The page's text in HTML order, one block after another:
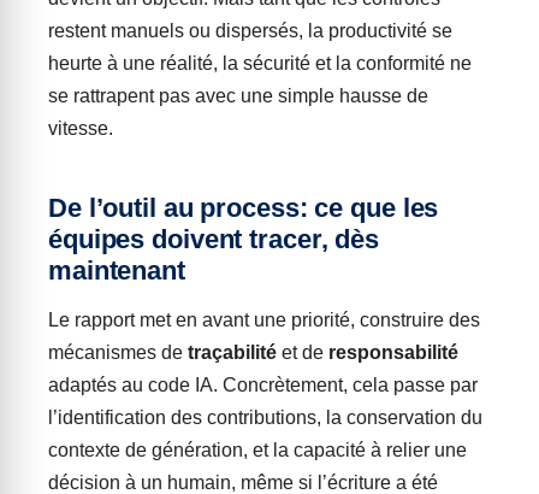
restent manuels ou dispersés, la productivité se
heurte à une réalité, la sécurité et la conformité ne
se rattrapent pas avec une simple hausse de
vitesse.
De l’outil au process: ce que les
équipes doivent tracer, dès
maintenant
Le rapport met en avant une priorité, construire des
mécanismes de traçabilité et de responsabilité
adaptés au code IA. Concrètement, cela passe par
l’identification des contributions, la conservation du
contexte de génération, et la capacité à relier une
décision à un humain, même si l’écriture a été